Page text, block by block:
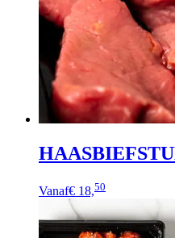
Vanaf€ 18,50